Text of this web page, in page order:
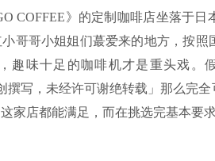
COFFEE》的定制咖啡店坐落于
哥哥小姐姐们蕞爱来的地方，按
趣味十足的咖啡机才是重头戏。
撰写，未经许可谢绝转载」那么完全
家店都能满足，而在挑选完基本要